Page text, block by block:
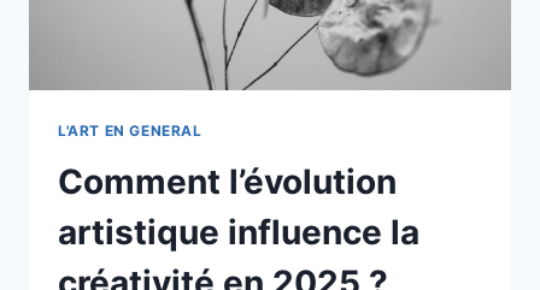
L'ART EN GENERAL
Comment l’évolution
artistique influence la